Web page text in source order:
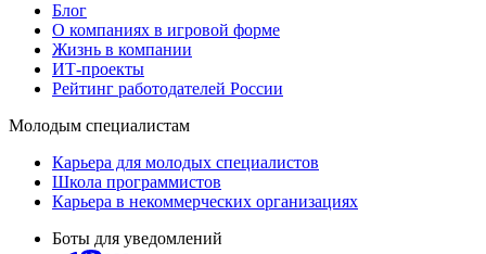
Блог
О компаниях в игровой форме
Жизнь в компании
ИТ-проекты
Рейтинг работодателей России
Молодым специалистам
Карьера для молодых специалистов
Школа программистов
Карьера в некоммерческих организациях
Боты для уведомлений